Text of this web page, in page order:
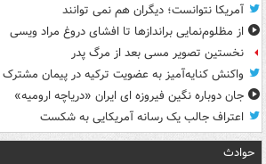
آمریکا نتوانست؛ دیگران هم نمی توانند
از مظلوم‌نمایی براندازها تا افشای دروغ مراد ویسی
نخستین تصویر مسی بعد از مرگ پدر
واکنش کنایه‌آمیز به عضویت ترکیه در پیمان مشترک
جان دوباره نگین فیروزه ای ایران «دریاچه ارومیه»
اعتراف جالب یک رسانه آمریکایی به شکست
حوادث